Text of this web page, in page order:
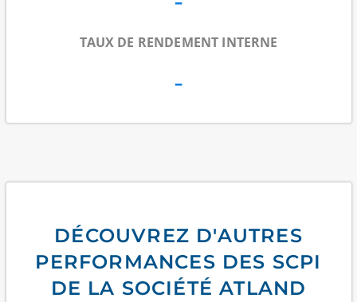
TAUX DE RENDEMENT INTERNE
-
DÉCOUVREZ D'AUTRES
PERFORMANCES DES SCPI
DE LA SOCIÉTÉ ATLAND